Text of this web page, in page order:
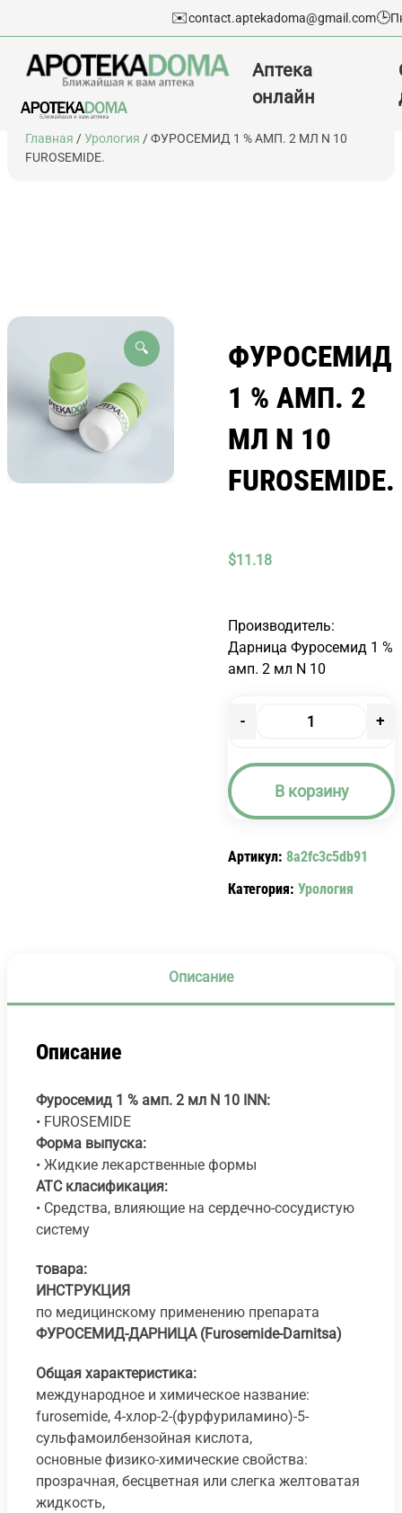
Перейти
содержимому
✉️contact.aptekadoma@gmail.com🕒
Аптека
онлайн
Главная /Урология / ФУРОСЕМИД 1 % АМП. 2 МЛ N 10
FUROSEMIDE.
🔍
ФУРОСЕМИД
1 % АМП. 2
МЛ N 10
FUROSEMIDE.
$11.18
Производитель:
Дарница Фуросемид 1 %
амп. 2 мл N 10
-
ФУРОСЕМИД
1
%
2
МЛ
+
В корзину
Артикул: 8a2fc3c5db91
Категория: Урология
Описание
Описание
Фуросемид 1 % амп. 2 мл N 10 INN:
• FUROSEMIDE
Форма выпуска:
• Жидкие лекарственные формы
АТС класификация:
• Средства, влияющие на сердечно-сосудистую
систему
товара:
ИНСТРУКЦИЯ
по медицинскому применению препарата
ФУРОСЕМИД-ДАРНИЦА (Furosemide-Darnitsa)
Общая характеристика:
международное и химическое название:
furosemide, 4-хлор-2-(фурфуриламино)-5-
сульфамоилбензойная кислота,
основные физико-химические свойства:
прозрачная, бесцветная или слегка желтоватая
жидкость,